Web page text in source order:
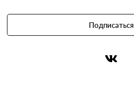
Подписаться